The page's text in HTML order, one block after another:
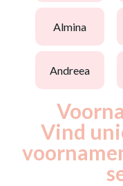
almina
andreea
Vind